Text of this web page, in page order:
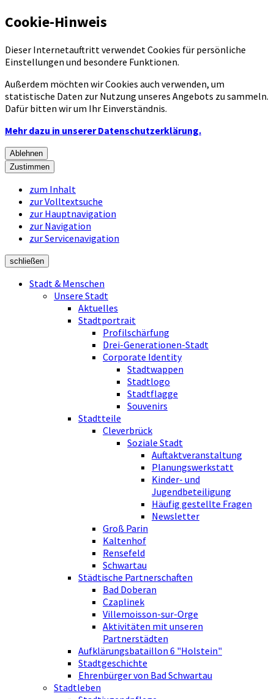
Cookie-Hinweis
Dieser Internetauftritt verwendet Cookies für persönliche
Einstellungen und besondere Funktionen.
Außerdem möchten wir Cookies auch verwenden, um
statistische Daten zur Nutzung unseres Angebots zu sammeln.
Dafür bitten wir um Ihr Einverständnis.
Mehr dazu in unserer Datenschutzerklärung.
Ablehnen
Zustimmen
zum Inhalt
zur Volltextsuche
zur Hauptnavigation
zur Navigation
zur Servicenavigation
schließen
Stadt & Menschen
Unsere Stadt
Aktuelles
Stadtportrait
Profilschärfung
Drei-Generationen-Stadt
Corporate Identity
Stadtwappen
Stadtlogo
Stadtflagge
Souvenirs
Stadtteile
Cleverbrück
Soziale Stadt
Auftaktveranstaltung
Planungswerkstatt
Kinder- und
Jugendbeteiligung
Häufig gestellte Fragen
Newsletter
Groß Parin
Kaltenhof
Rensefeld
Schwartau
Städtische Partnerschaften
Bad Doberan
Czaplinek
Villemoisson-sur-Orge
Aktivitäten mit unseren
Partnerstädten
Aufklärungsbataillon 6 "Holstein"
Stadtgeschichte
Ehrenbürger von Bad Schwartau
Stadtleben